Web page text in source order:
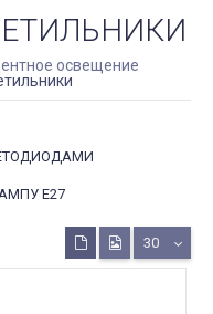
освещение
E27
30